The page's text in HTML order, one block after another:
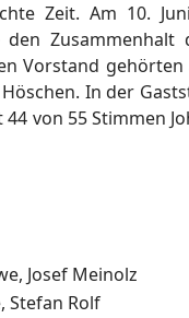
Zeit. Am 10.
gehörten
In der
von 55 Stimmen
Josef Meinolz
Stefan Rolf